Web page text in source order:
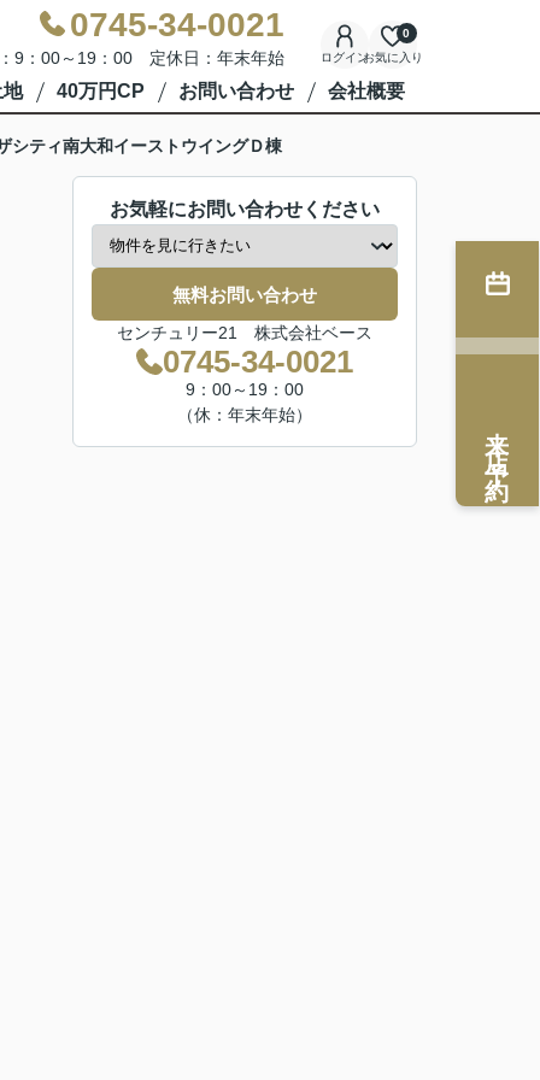
0745-34-0021
9：00～19：00 定休日：年末年始 ログインお気に入り
0
40万円CP お問い合わせ 会社概要
シティ南大和イーストウイングＤ棟
お気軽にお問い合わせください
無料お問い合わせ
センチュリー21 株式会社ベース
0745-34-0021
9：00～19：00
（休：年末年始）
来店予約